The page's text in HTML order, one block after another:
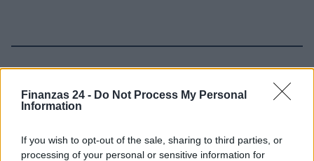
Finanzas 24 - Do Not Process My Personal
Information
If you wish to opt-out of the sale, sharing to third parties, or
processing of your personal or sensitive information for
Sigue leyendo
INVERSIONES